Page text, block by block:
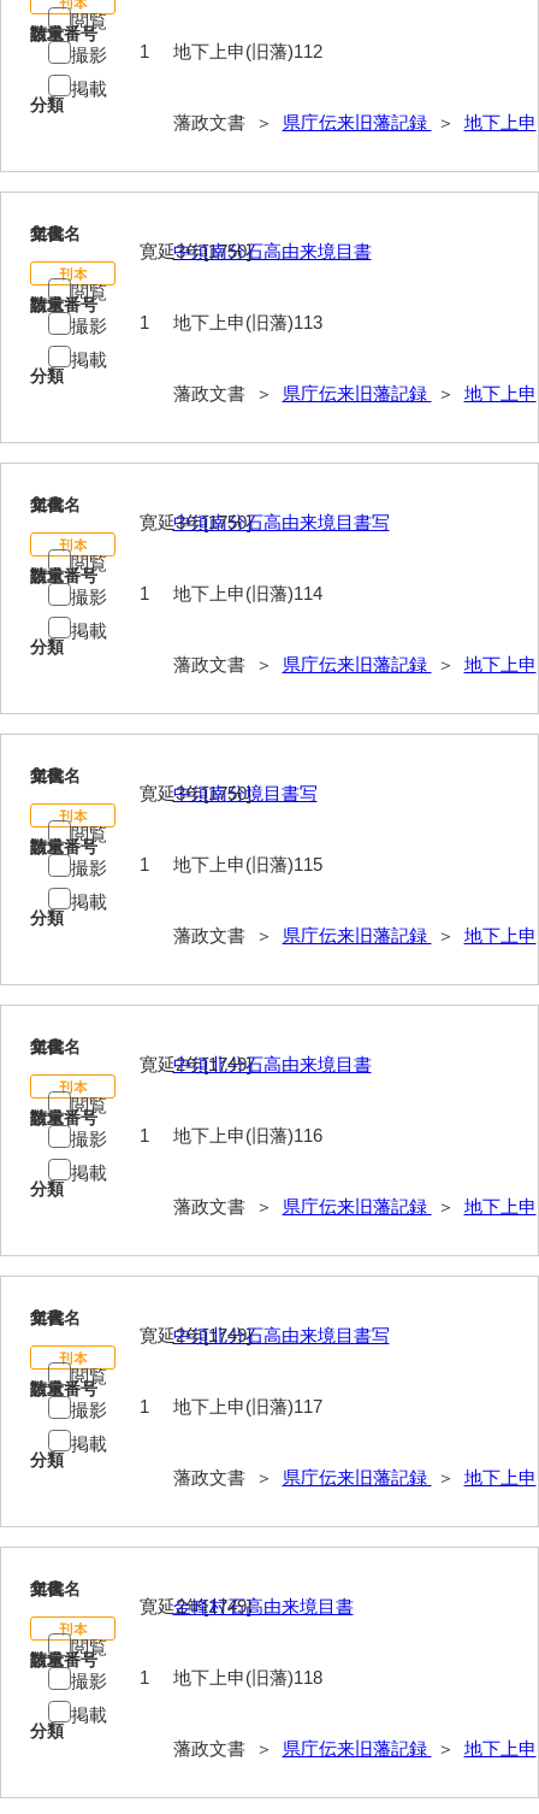
請求番号
地下上申(旧藩)112
分類
藩政文書 ＞ 県庁伝来旧藩記録 ＞ 地下上申
数量
1
閲覧
撮影
掲載
113
文書名
中須南分石高由来境目書
請求番号
地下上申(旧藩)113
分類
藩政文書 ＞ 県庁伝来旧藩記録 ＞ 地下上申
年代
寛延3年[1750]
数量
1
閲覧
撮影
掲載
114
文書名
中須南分石高由来境目書写
請求番号
地下上申(旧藩)114
分類
藩政文書 ＞ 県庁伝来旧藩記録 ＞ 地下上申
年代
寛延3年[1750]
数量
1
閲覧
撮影
掲載
115
文書名
中須南分境目書写
請求番号
地下上申(旧藩)115
分類
藩政文書 ＞ 県庁伝来旧藩記録 ＞ 地下上申
年代
寛延3年[1750]
数量
1
閲覧
撮影
掲載
116
文書名
中須北分石高由来境目書
請求番号
地下上申(旧藩)116
分類
藩政文書 ＞ 県庁伝来旧藩記録 ＞ 地下上申
年代
寛延2年[1749]
数量
1
閲覧
撮影
掲載
117
文書名
中須北分石高由来境目書写
請求番号
地下上申(旧藩)117
分類
藩政文書 ＞ 県庁伝来旧藩記録 ＞ 地下上申
年代
寛延2年[1749]
数量
1
閲覧
撮影
掲載
118
文書名
金峰村石高由来境目書
請求番号
地下上申(旧藩)118
分類
藩政文書 ＞ 県庁伝来旧藩記録 ＞ 地下上申
年代
寛延2年[1749]
数量
1
閲覧
撮影
掲載